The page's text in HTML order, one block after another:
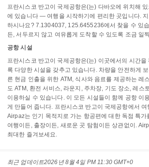
프란시스코 반고이 국제공항은(는) 다바오에 위치해 있
에 있습니다 — 여행을 시작하기에 편리한 곳입니다.
하시나요? 7.1304037, 125.6455236에서 찾을 수 있
든, 서두르지 않고 여유롭게 도착할 수 있도록 조금 일
공항 시설
프란시스코 반고이 국제공항은(는) 이곳에서의 시간을
록 다양한 시설을 갖추고 있습니다. 차량을 안전하게
른 현금 인출을 위한 ATM, 식사와 음료를 제공하는 레
도 ATM, 환전 서비스, 라운지, 주차장, 기도 장소, 레스
이용하실 수 있습니다. 이 모든 시설들이 함께 공항 이
게 만들어 줍니다. 프란시스코 반고이 국제공항에서
Airpaz는 인기 목적지로 가는 항공편에 대한 독점 특
여행이든, 출장이든, 새로운 곳 탐험이든 상관없이.
최대한 즐겨보세요.
최근 업데이트2026년 8월 4일 PM 11:30 GMT+0